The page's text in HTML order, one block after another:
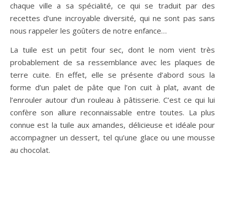
chaque ville a sa spécialité, ce qui se traduit par des
recettes d’une incroyable diversité, qui ne sont pas sans
nous rappeler les goûters de notre enfance…
La tuile est un petit four sec, dont le nom vient très
probablement de sa ressemblance avec les plaques de
terre cuite. En effet, elle se présente d’abord sous la
forme d’un palet de pâte que l’on cuit à plat, avant de
l’enrouler autour d’un rouleau à pâtisserie. C’est ce qui lui
confère son allure reconnaissable entre toutes. La plus
connue est la tuile aux amandes, délicieuse et idéale pour
accompagner un dessert, tel qu’une glace ou une mousse
au chocolat.